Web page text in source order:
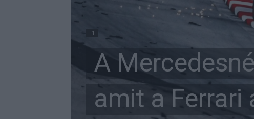
F1
A
amit a Ferrari